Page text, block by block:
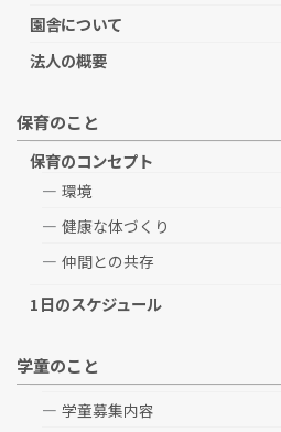
園舎について
法人の概要
保育のこと
保育のコンセプト
環境
健康な体づくり
仲間との共存
1日のスケジュール
学童のこと
学童募集内容